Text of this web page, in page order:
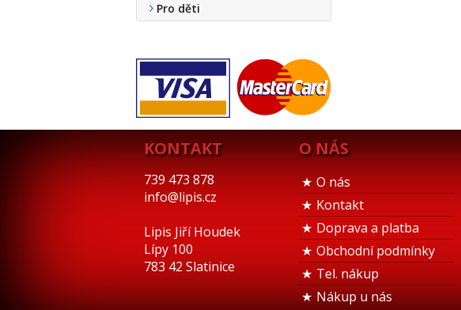
Pro děti
KONTAKT
739 473 878
info@lipis.cz
Lipis Jiří Houdek
Lípy 100
783 42 Slatinice
O NÁS
O nás
Kontakt
Doprava a platba
Obchodní podmínky
Tel. nákup
Nákup u nás